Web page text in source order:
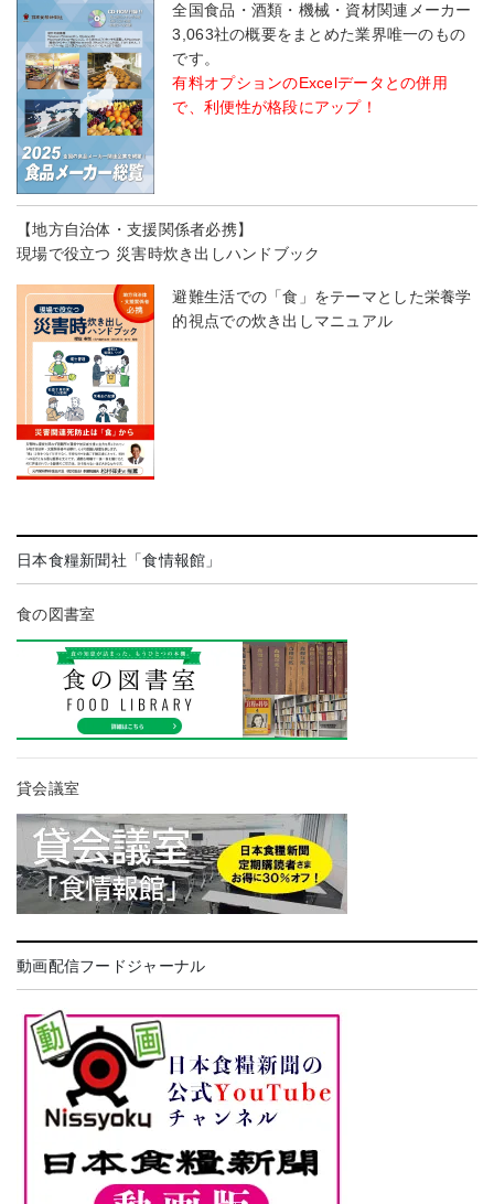
全国食品・酒類・機械・資材関連メーカー
3,063社の概要をまとめた業界唯一のもの
です。
有料オプションのExcelデータとの併用
で、利便性が格段にアップ！
【地方自治体・支援関係者必携】
現場で役立つ 災害時炊き出しハンドブック
避難生活での「食」をテーマとした栄養学
的視点での炊き出しマニュアル
日本食糧新聞社「食情報館」
食の図書室
貸会議室
動画配信フードジャーナル